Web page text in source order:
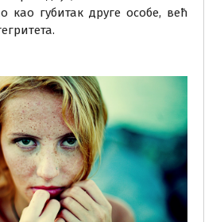
као губитак друге особе, већ